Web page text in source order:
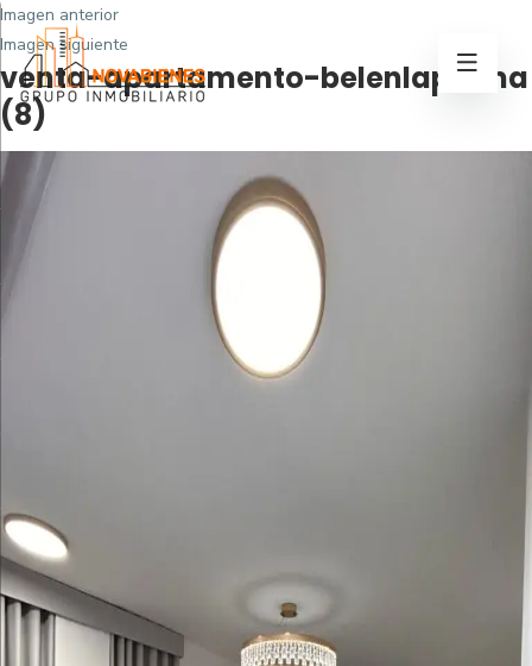
Imagen anterior
Imagen siguiente
venta-apartamento-belenlapalma
(8)